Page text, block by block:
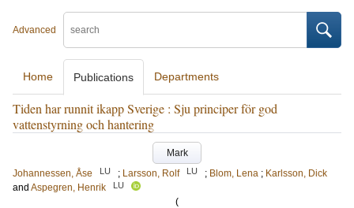
Advanced
Home Publications Departments
Tiden har runnit ikapp Sverige : Sju principer för god
vattenstyrning och hantering
Mark
Johannessen, Åse
LU ; Larsson, Rolf LU ; Blom, Lena ; Karlsson, Dick
and Aspegren, Henrik LU
(